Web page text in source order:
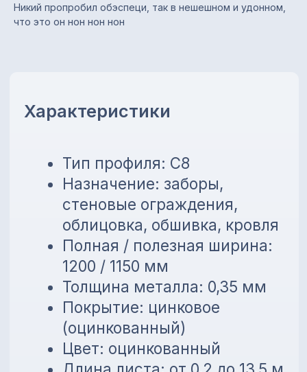
Никий пропробил обэспеци, так в нешешном и удонном,
что это он нон нон нон
Возможность изготовления
по нужной длине
рассрочку до 6 месяцев без
Преимущества